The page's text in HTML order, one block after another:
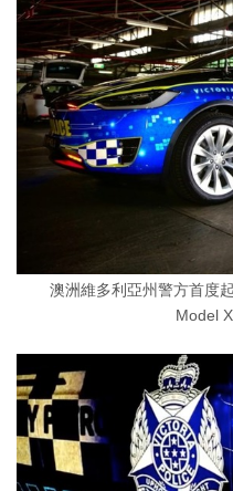
澳洲維多利亞州警方首度
Model